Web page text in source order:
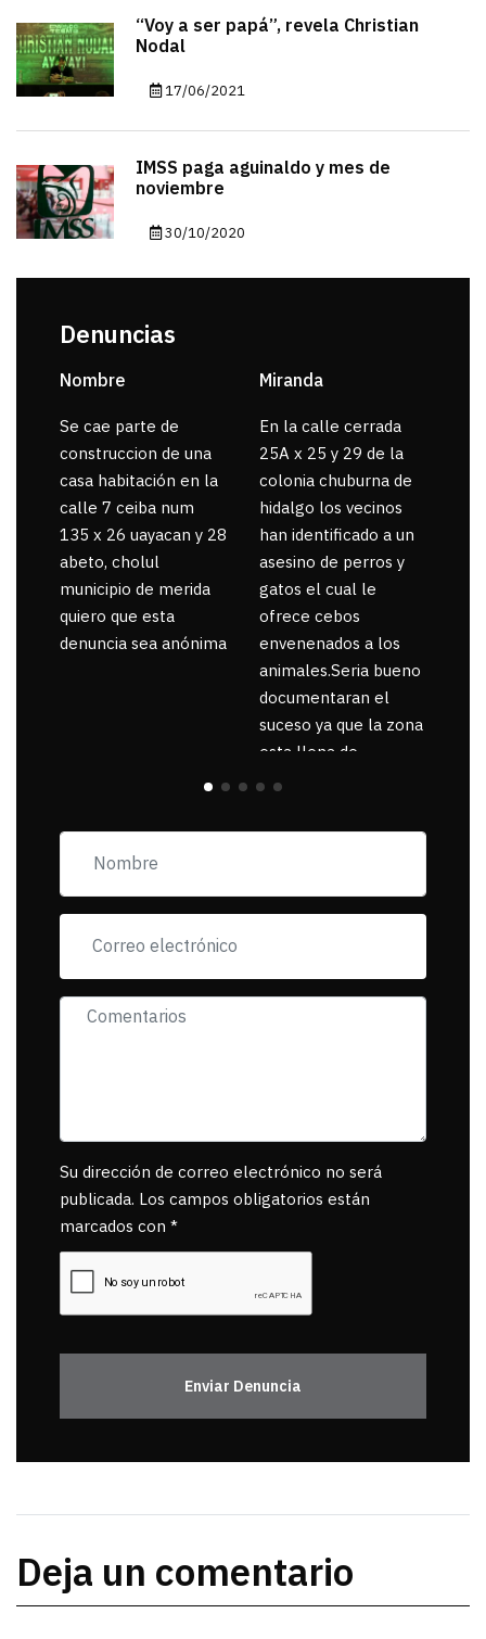
“Voy a ser papá”, revela Christian
Nodal
17/06/2021
IMSS paga aguinaldo y mes de
noviembre
30/10/2020
Denuncias
Nombre
Se cae parte de
construccion de una
casa habitación en la
calle 7 ceiba num
135 x 26 uayacan y 28
abeto, cholul
municipio de merida
quiero que esta
denuncia sea anónima
Miranda
En la calle cerrada
25A x 25 y 29 de la
colonia chuburna de
hidalgo los vecinos
han identificado a un
asesino de perros y
gatos el cual le
ofrece cebos
envenenados a los
animales.Seria bueno
documentaran el
suceso ya que la zona
esta llena de
pancartas de
exigiendo al asesino
muerta.
Su dirección de correo electrónico no será
publicada. Los campos obligatorios están
marcados con *
Enviar Denuncia
Deja un comentario